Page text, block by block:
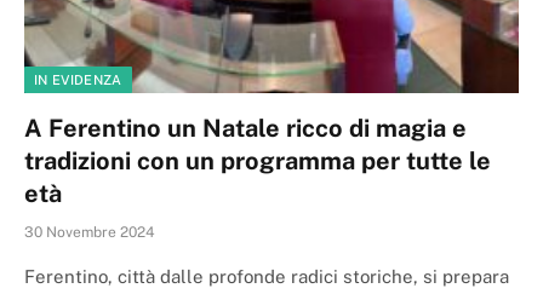
IN EVIDENZA
A Ferentino un Natale ricco di magia e
tradizioni con un programma per tutte le
età
30 Novembre 2024
Ferentino, città dalle profonde radici storiche, si prepara